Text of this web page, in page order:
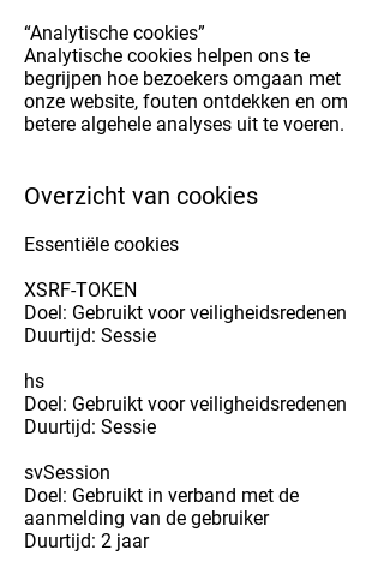
“Analytische cookies”
Analytische cookies helpen ons te
begrijpen hoe bezoekers omgaan met
onze website, fouten ontdekken en om
betere algehele analyses uit te voeren.
Overzicht van cookies
Essentiële cookies
XSRF-TOKEN
Doel: Gebruikt voor veiligheidsredenen
Duurtijd: Sessie
hs
Doel: Gebruikt voor veiligheidsredenen
Duurtijd: Sessie
svSession
Doel: Gebruikt in verband met de
aanmelding van de gebruiker
Duurtijd: 2 jaar